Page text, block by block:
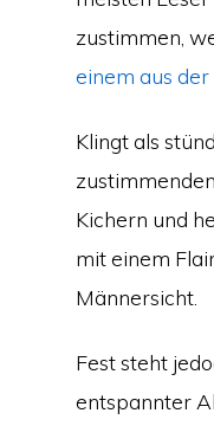
zustimmen,
einem aus der
Klingt als
Kichern und
mit einem
Männersicht.
Fest steht
entspannter